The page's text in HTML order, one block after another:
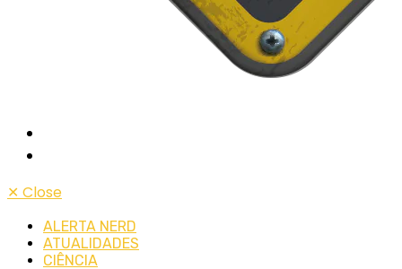
✕ Close
ALERTA NERD
ATUALIDADES
CIÊNCIA